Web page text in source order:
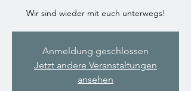
Wir sind wieder mit euch unterwegs!
Anmeldung geschlossen
Jetzt andere Veranstaltungen
ansehen